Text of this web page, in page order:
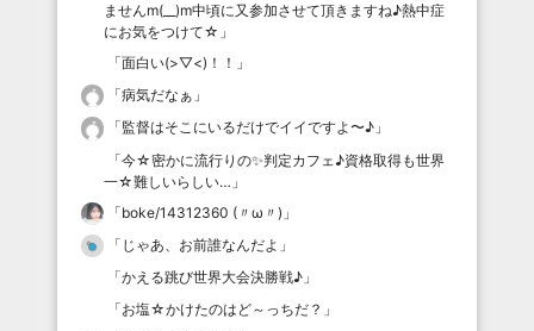
ませんm(__)m中頃に又参加させて頂きますね♪熱中症
にお気をつけて☆ 」
「面白い(>▽<)！！ 」
「病気だなぁ 」
「監督はそこにいるだけでイイですよ〜♪ 」
「今☆密かに流行りの✨判定カフェ♪資格取得も世界
一☆難しいらしい… 」
「boke/14312360 (〃ω〃) 」
「 じゃあ、お前誰なんだよ 」
「かえる跳び世界大会決勝戦♪ 」
「お塩☆かけたのはど～っちだ？ 」